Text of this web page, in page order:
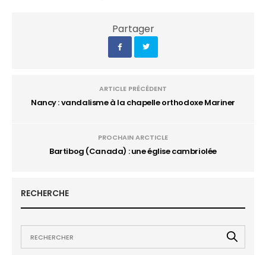
Partager
ARTICLE PRÉCÉDENT
Nancy : vandalisme à la chapelle orthodoxe Mariner
PROCHAIN ARCTICLE
Bartibog (Canada) : une église cambriolée
RECHERCHE